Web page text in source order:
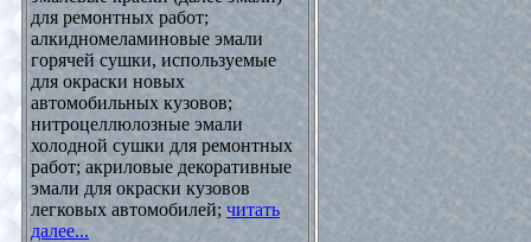
для ремонтных работ;
алкидномеламиновые эмали
горячей сушки, используемые
для окраски новых
автомобильных кузовов;
нитроцеллюлозные эмали
холодной сушки для ремонтных
работ; акриловые декоративные
эмали для окраски кузовов
легковых автомобилей; читать
далее...